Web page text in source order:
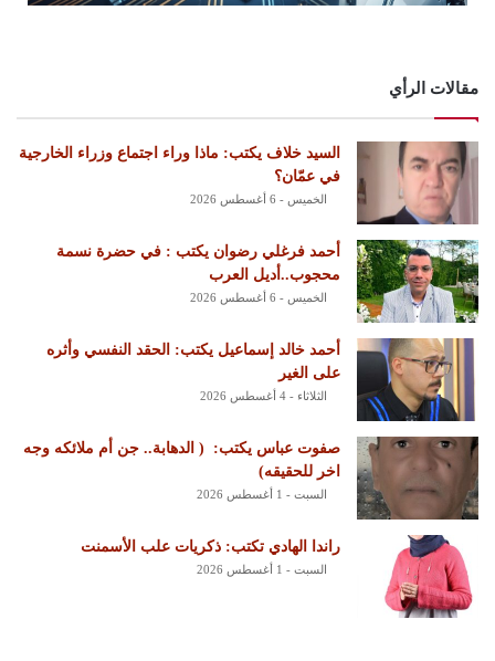
مقالات الرأي
السيد خلاف يكتب: ماذا وراء اجتماع وزراء الخارجية
في عمّان؟
الخميس - 6 أغسطس 2026
أحمد فرغلي رضوان يكتب : في حضرة نسمة
محجوب..أديل العرب
الخميس - 6 أغسطس 2026
أحمد خالد إسماعيل يكتب: الحقد النفسي وأثره
على الغير
الثلاثاء - 4 أغسطس 2026
‏صفوت عباس يكتب: ‏ ‏( الدهابة.. جن أم ملائكه وجه
اخر للحقيقه)
السبت - 1 أغسطس 2026
راندا الهادي تكتب: ذكريات علب الأسمنت
السبت - 1 أغسطس 2026